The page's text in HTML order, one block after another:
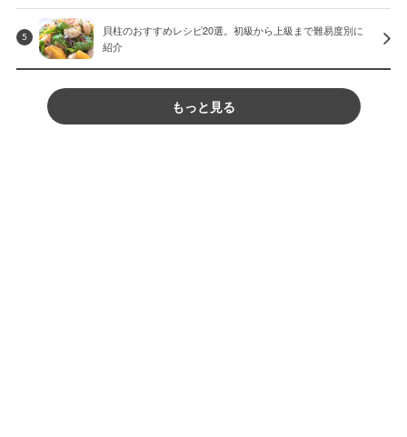
5
貝柱のおすすめレシピ20選。初級から上級まで難易度別に
紹介
もっと見る